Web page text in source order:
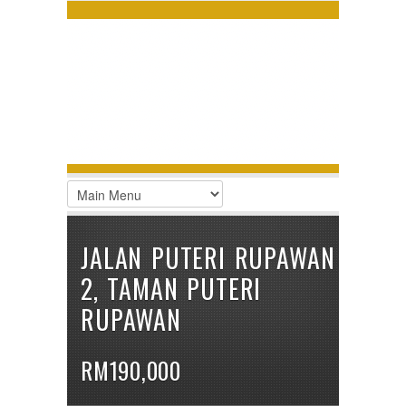
LOGIN
Remember Me
Register|Recover Password
JALAN PUTERI RUPAWAN
2, TAMAN PUTERI
RUPAWAN
RM190,000